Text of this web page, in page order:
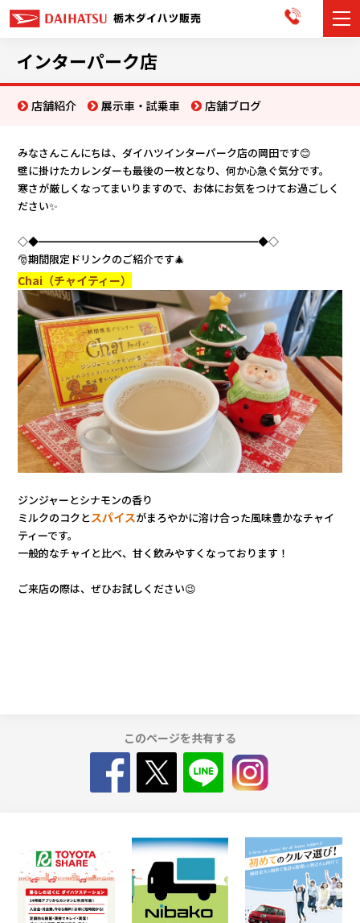
展示車・試乗車
お知らせ
アフターサポート
会社情報
カタ
リコ
インターパーク店
店舗紹介 展示車・試乗車 店舗ブログ
みなさんこんにちは、ダイハツインターパーク店の岡田です😊
壁に掛けたカレンダーも最後の一枚となり、何か心急ぐ気分です。
寒さが厳しくなってまいりますので、 お体にお気をつけてお過ごしく
ださい✨
◇◆━━━━━━━━━━━━━━━━━━━━━◆◇
🎅期間限定ドリンクのご紹介です🎄
Chai （チャイティー）
ジンジャーとシナモンの香り
ミルクのコクと スパイスがまろやかに溶け合った風味豊かなチャイ
ティーです。
一般的なチャイと比べ、甘く飲みやすくなっております！
ご来店の際は、ぜひお試しください😉
このページを共有する